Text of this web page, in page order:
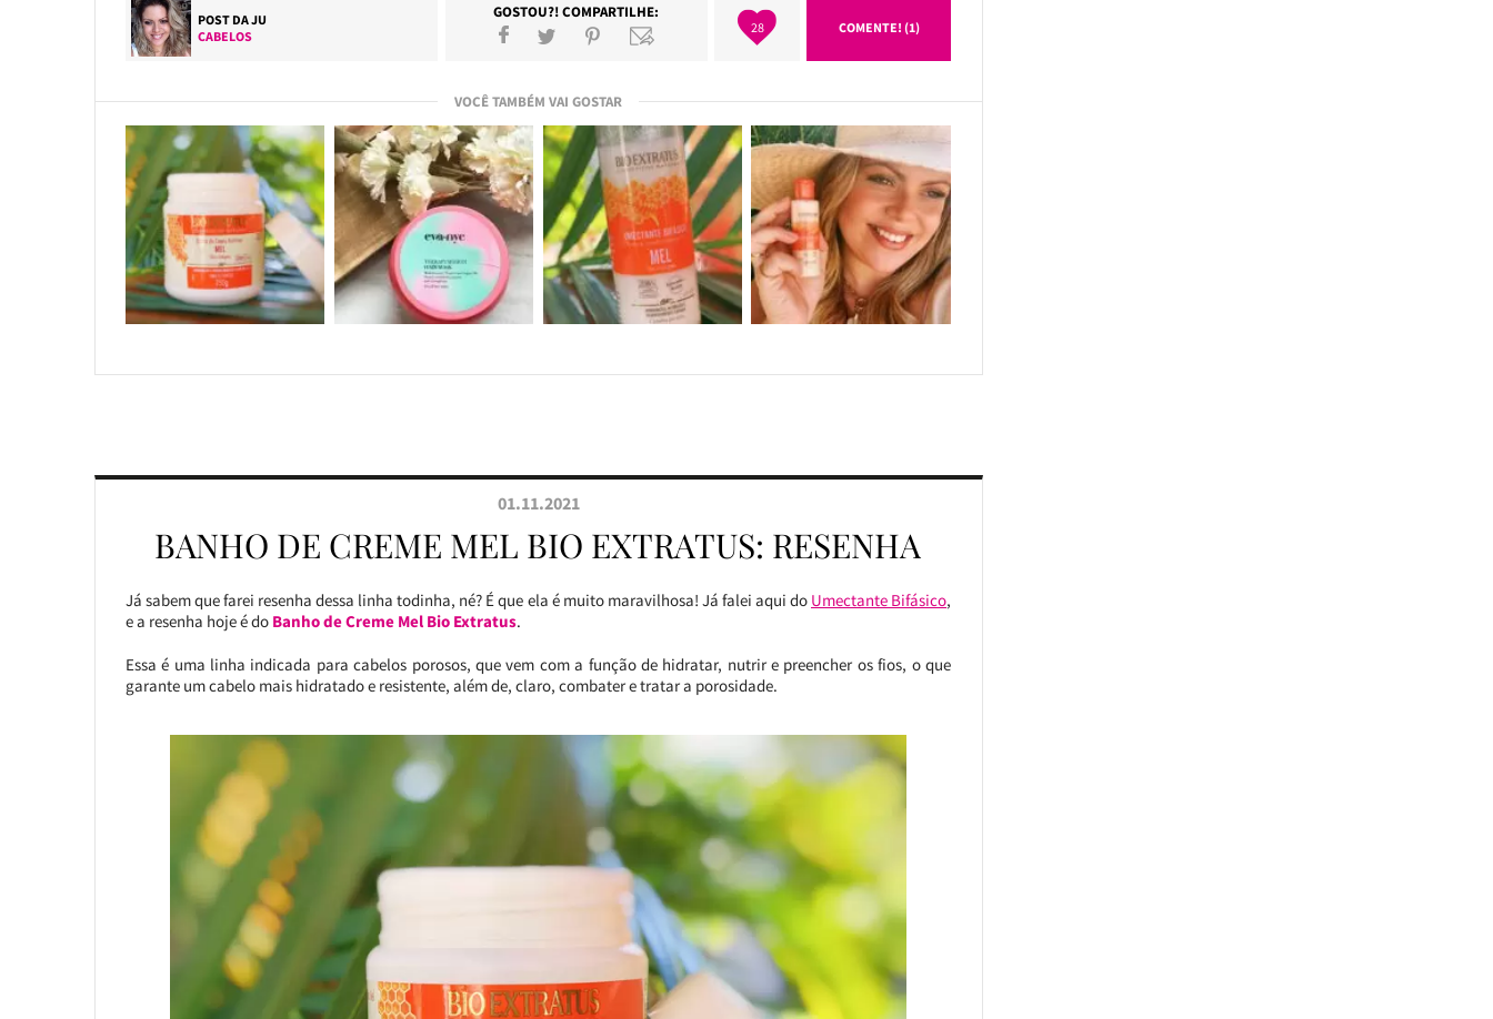
POST DAJU
CABELOS
GOSTOU?! COMPARTILHE:
28 COMENTE! (1)
VOCÊ TAMBÉM VAI GOSTAR
01.11.2021
BANHO DE CREME MEL BIO EXTRATUS: RESENHA
Já sabem que farei resenha dessa linha todinha, né? É que ela é muito maravilhosa! Já falei aqui do Umectante Bifásico,
e a resenha hoje é doBanho de Creme Mel Bio Extratus.
Essa é uma linha indicada para cabelos porosos, que vem com a função de hidratar, nutrir e preencher os fios, o que
garante um cabelo mais hidratado e resistente, além de, claro, combater e tratar a porosidade.